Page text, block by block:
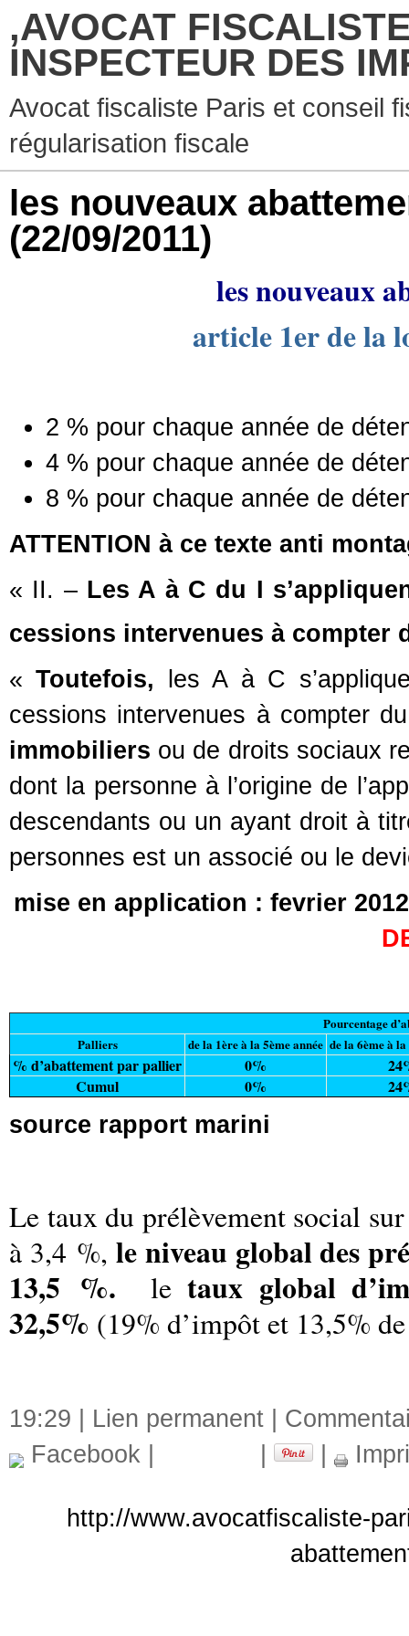
,AVOCAT
INSPECTEUR DES
Avocat fiscaliste Paris et conseil
régularisation fiscale
les nouveaux
(22/09/2011)
les nouveaux
article 1er de la
2 % pour chaque année de
4 % pour chaque année de
8 % pour chaque année de
ATTENTION à ce texte anti
« II. –Les A à C du I
cessions intervenues à compter
«Toutefois, les A à C
cessions intervenues à compter
immobiliers ou de droits sociaux
dont la personne à l’origine de
descendants ou un ayant droit à
personnes est un associé ou le
mise en application : fevrier
Pourcentage
Palliers
de la 1ère à la 5ème année de la 6ème à
% d’abattement par pallier 0%
Cumul
0%
source rapport marini
Le taux du prélèvement social
à 3,4 %,le niveau global des
13,5 %.
le taux global
32,5% (19% d’impôt et 13,5%
19:29 | Lien permanent
Facebook
http://www.avocatfiscaliste-